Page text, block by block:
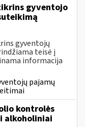
gyventojo
gyventojų
teisė į
informacija
pajamų
kontrolės
alkoholiniai